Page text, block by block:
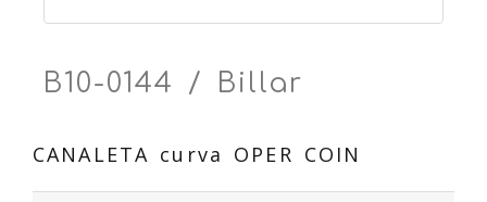
B10-0144 / Billar
CANALETA curva OPER COIN